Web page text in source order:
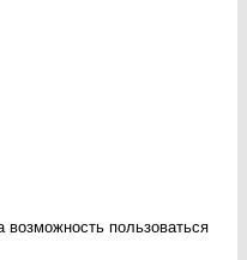
пользоваться